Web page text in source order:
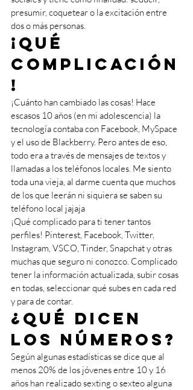
presumir, coquetear o la excitación entre
dos o más personas.
¡Qué
complicación
!
¡Cuánto han cambiado las cosas! Hace
escasos 10 años (en mi adolescencia) la
tecnología contaba con Facebook, MySpace
y el uso de Blackberry. Pero antes de eso,
todo era a través de mensajes de textos y
llamadas a los teléfonos locales. Me siento
toda una vieja, al darme cuenta que muchos
de los que leerán ni siquiera se saben su
teléfono local jajaja
¡Qué complicado para ti tener tantos
perfiles! Pinterest, Facebook, Twitter,
Instagram, VSCO, Tinder, Snapchat y otras
muchas que seguro ni conozco. Complicado
tener la información actualizada, subir cosas
en todas, seleccionar qué subes en cada red
y para de contar.
¿Qué dicen
los números?
Según algunas estadísticas se dice que al
menos 20% de los jóvenes entre 10 y 16
años han realizado sexting o sexteo alguna